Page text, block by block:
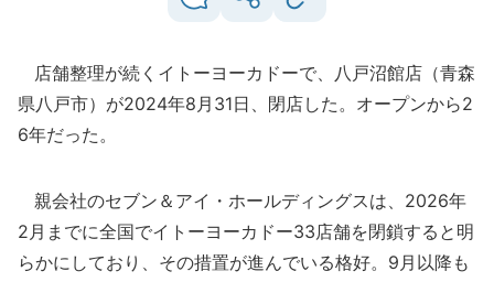
店舗整理が続くイトーヨーカドーで、八戸沼館店（青森
県八戸市）が2024年8月31日、閉店した。オープンから2
6年だった。
親会社のセブン＆アイ・ホールディングスは、2026年
2月までに全国でイトーヨーカドー33店舗を閉鎖すると明
らかにしており、その措置が進んでいる格好。9月以降も